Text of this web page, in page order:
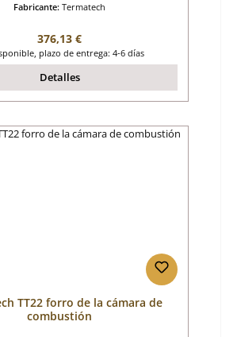
Fabricante: Termatech
Precio normal:
376,13 €
plazo de entrega: 4-6 días
Detalles
TT22 forro de la cámara de
combustión